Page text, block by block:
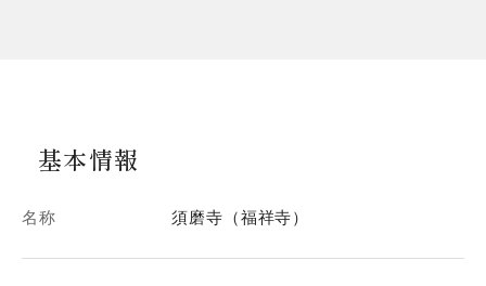
基本情報
名称 須磨寺（福祥寺）